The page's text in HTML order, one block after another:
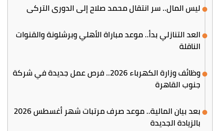
ليس المال.. سر انتقال محمد صلاح إلى الدوري التركي
العد التنازلي بدأ.. موعد مباراة الأهلي وبرشلونة والقنوات
الناقلة
وظائف وزارة الكهرباء 2026.. فرص عمل جديدة في شركة
جنوب القاهرة
بعد بيان المالية.. موعد صرف مرتبات شهر أغسطس 2026
بالزيادة الجديدة